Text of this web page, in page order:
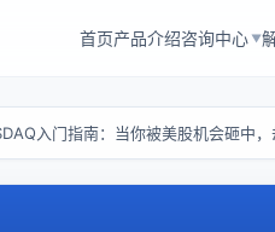
首页产品介绍咨询中心 ▼
入门指南：当你被美股机会砸中